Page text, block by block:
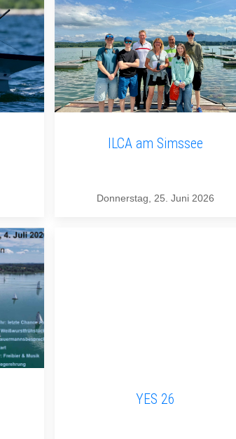
ILCA am Simssee
Donnerstag, 25. Juni 2026
YES 26